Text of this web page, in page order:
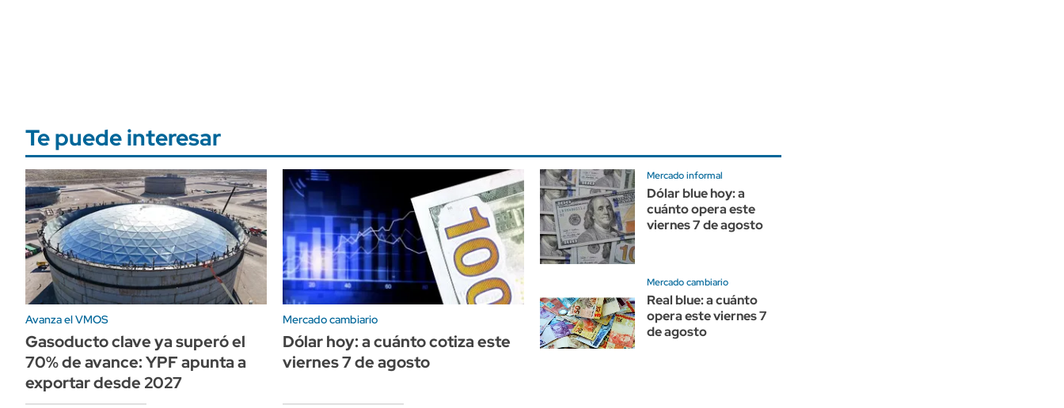
Te puede interesar
Avanza el VMOS
Gasoducto clave ya superó el
70% de avance: YPF apunta a
exportar desde 2027
Mercado cambiario
Dólar hoy: a cuánto cotiza este
viernes 7 de agosto
Mercado informal
Dólar blue hoy: a
cuánto opera este
viernes 7 de agosto
Mercado cambiario
Real blue: a cuánto
opera este viernes 7
de agosto